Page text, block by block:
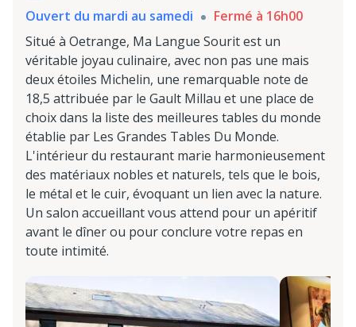
Ouvert du mardi au samedi
Fermé à 16h00
Situé à Oetrange, Ma Langue Sourit est un
véritable joyau culinaire, avec non pas une mais
deux étoiles Michelin, une remarquable note de
18,5 attribuée par le Gault Millau et une place de
choix dans la liste des meilleures tables du monde
établie par Les Grandes Tables Du Monde.
L'intérieur du restaurant marie harmonieusement
des matériaux nobles et naturels, tels que le bois,
le métal et le cuir, évoquant un lien avec la nature.
Un salon accueillant vous attend pour un apéritif
avant le dîner ou pour conclure votre repas en
toute intimité.